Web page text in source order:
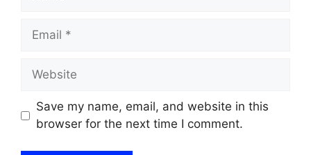
Email
Website
Save my name, email, and website in this
browser for the next time I comment.